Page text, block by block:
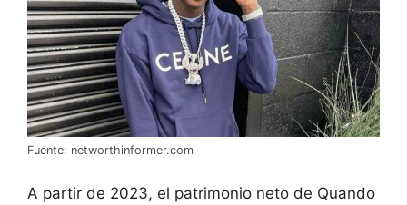
Fuente: networthinformer.com
A partir de 2023, el patrimonio neto de Quando